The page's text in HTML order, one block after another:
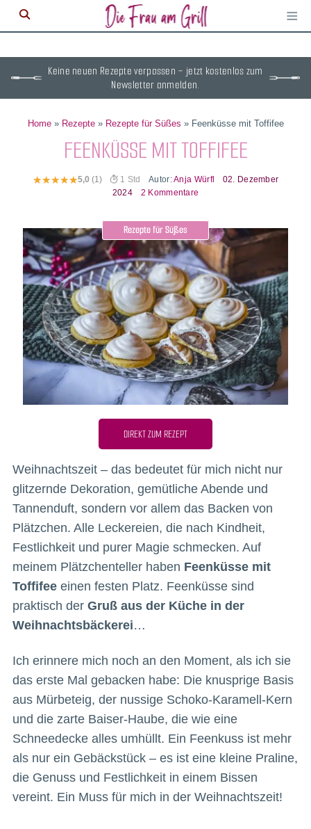
≡
Keine neuen Rezepte verpassen – jetzt kostenlos zum
Newsletter anmelden.
Home» Rezepte» Rezepte für Süßes » Feenküsse mit Toffifee
FEENKÜSSE MIT TOFFIFEE
5,0 (1) 1 Std Autor:Anja Würfl
02. Dezember
2024
2 Kommentare
Rezepte für Süßes
DIREKT ZUM REZEPT
Weihnachtszeit – das bedeutet für mich nicht nur
glitzernde Dekoration, gemütliche Abende und
Tannenduft, sondern vor allem das Backen von
Plätzchen. Alle Leckereien, die nach Kindheit,
Festlichkeit und purer Magie schmecken. Auf
meinem Plätzchenteller haben Feenküsse mit
Toffifeeeinen festen Platz. Feenküsse sind
praktisch der Gruß aus der Küche in der
Weihnachtsbäckerei…
Ich erinnere mich noch an den Moment, als ich sie
das erste Mal gebacken habe: Die knusprige Basis
aus Mürbeteig, der nussige Schoko-Karamell-Kern
und die zarte Baiser-Haube, die wie eine
Schneedecke alles umhüllt. Ein Feenkuss ist mehr
als nur ein Gebäckstück – es ist eine kleine Praline,
die Genuss und Festlichkeit in einem Bissen
vereint. Ein Muss für mich in der Weihnachtszeit!